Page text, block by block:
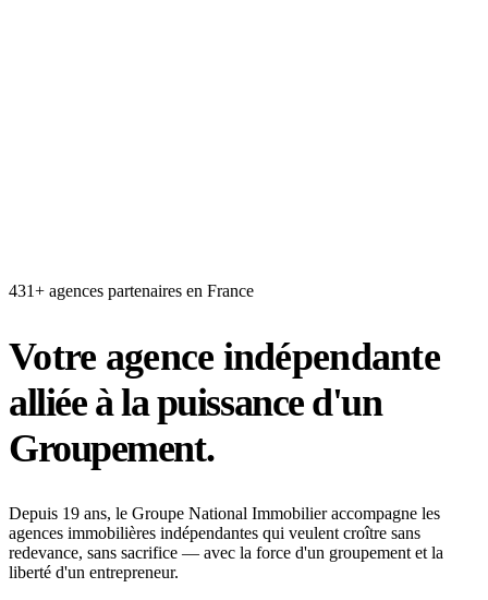
431+ agences partenaires en France
Votre agence indépendante
alliée à la puissance d'un
Groupement.
Depuis 19 ans, le Groupe National Immobilier accompagne les
agences immobilières indépendantes qui veulent croître sans
redevance, sans sacrifice — avec la force d'un groupement et la
liberté d'un entrepreneur.